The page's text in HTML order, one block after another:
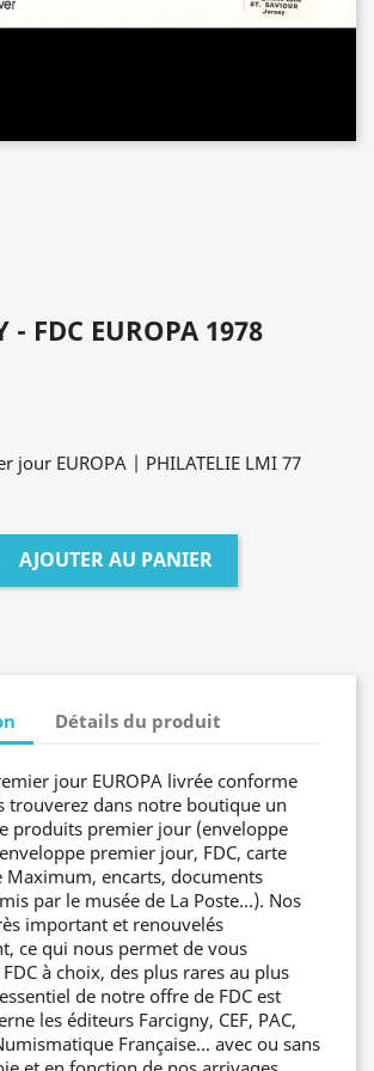
- FDC EUROPA 1978
jour EUROPA | PHILATELIE LMI 77
AJOUTER AU PANIER
Détails du produit
jour EUROPA livrée conforme
trouverez dans notre boutique un
produits premier jour (enveloppe
premier jour, FDC, carte
Maximum, encarts, documents
par le musée de La Poste...). Nos
important et renouvelés
ce qui nous permet de vous
à choix, des plus rares au plus
de notre offre de FDC est
les éditeurs Farcigny, CEF, PAC,
Française... avec ou sans